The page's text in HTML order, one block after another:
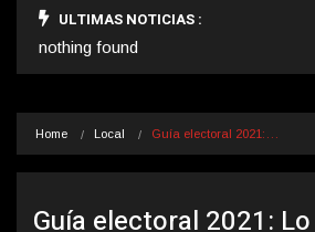
ULTIMAS NOTICIAS :
nothing found
Home Local Guía electoral 2021:…
Guía electoral 2021: